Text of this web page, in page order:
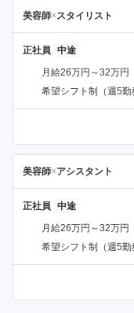
美容師×スタイリスト
正社員
月給26万円～32万円
希望シフト制（週5勤
美容師×アシスタント
正社員
月給26万円～32万円
希望シフト制（週5勤